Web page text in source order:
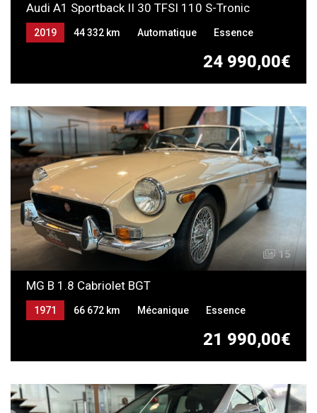
Audi A1 Sportback II 30 TFSI 110 S-Tronic
24 990,00€
2019 44 332 km Automatique Essence
15
MG B 1.8 Cabriolet BGT
21 990,00€
1971 66 672 km Mécanique Essence